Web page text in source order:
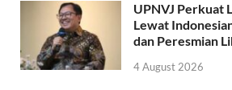
UPNVJ Perkuat
Lewat
dan Peresmian
4 August 2026